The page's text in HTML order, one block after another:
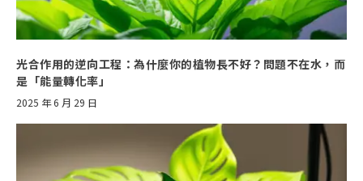
光合作用的逆向工程：為什麼你的植物長不好？問題不在水，而
是「能量轉化率」
2025 年 6 月 29 日